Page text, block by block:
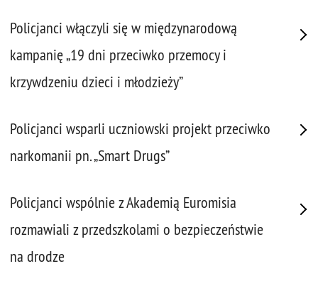
Policjanci włączyli się w międzynarodową
kampanię „19 dni przeciwko przemocy i
krzywdzeniu dzieci i młodzieży”
Policjanci wsparli uczniowski projekt przeciwko
narkomanii pn. „Smart Drugs”
Policjanci wspólnie z Akademią Euromisia
rozmawiali z przedszkolami o bezpieczeństwie
na drodze